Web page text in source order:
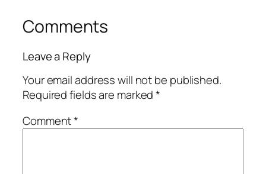
Comments
Leave a Reply
Your email address will not be published.
Required fields are marked*
Comment*